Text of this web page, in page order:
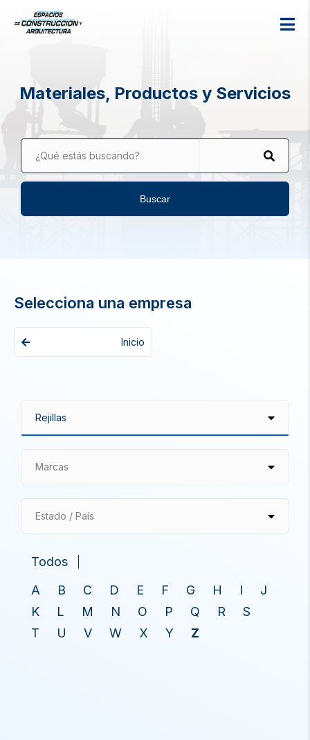
Materiales, Productos y Servicios
¿Qué estás buscando?
Buscar
Selecciona una empresa
Inicio
Marcas
Estado / País
Todos
A
B C D E F G H I
J
K
L M N O P Q R
S
T
U V W X Y Z